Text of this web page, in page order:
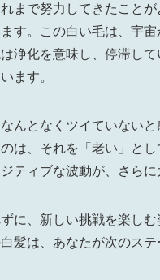
まで努力してきたこと
す。この白い毛は、宇
浄化を意味し、停滞し
ます。
んとなくツイていない
は、それを「老い」と
ティブな波動が、さら
に、新しい挑戦を楽し
髪は、あなたが次のス